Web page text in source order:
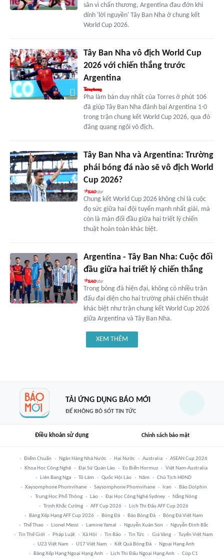
sân vì chấn thương, Argentina đau đớn khi
dính 'lời nguyền' Tây Ban Nha ở chung kết
World Cup 2026.
Tây Ban Nha vô địch World Cup
2026 với chiến thắng trước
Argentina
Pha làm bàn duy nhất của Torres ở phút 106
đã giúp Tây Ban Nha đánh bại Argentina 1-0
trong trận chung kết World Cup 2026, qua đó
đăng quang ngôi vô địch.
Tây Ban Nha và Argentina: Trường
phái bóng đá nào sẽ vô địch World
Cup 2026?
Chung kết World Cup 2026 không chỉ là cuộc
đọ sức giữa hai đội tuyển mạnh nhất giải, mà
còn là màn đối đầu giữa hai triết lý chiến
thuật hoàn toàn khác biệt.
Argentina - Tây Ban Nha: Cuộc đối
đầu giữa hai triết lý chiến thắng
Trong bóng đá hiện đại, không có nhiều trận
đấu đại diện cho hai trường phái chiến thuật
khác biệt như trận chung kết World Cup 2026
giữa Argentina và Tây Ban Nha.
XEM THÊM
TẢI ỨNG DỤNG BÁO MỚI
ĐỂ KHÔNG BỎ SÓT TIN TỨC
Điều khoản sử dụng Chính sách bảo mật
Điểm Chuẩn Ngân Hàng Nhà Nước Hai Nước Australia
ASEAN Cup 2026
Khoa Học Công Nghệ
Đại Sứ Quán Lào Eo Biển Hormuz
Việt Nam-Australia
Liên Bang Nga
Tô Lâm Quốc Hội Lào Năm
Chủ Tịch HĐND
Xaysomphone Phomvihane
Saysomphone Phomvihane Iran
Bão Dolphin
Trung Học Phổ Thông
Lào Đại Học Công Nghệ Sydney
Nắng Nóng
Trịnh Khắc Cường
AFF Cup 2026
Lịch Thi Đấu AFF Cup 2026
Bảng Xếp Hạng AFF Cup 2026
Bóng Đá Báo Bóng Đá
Bóng Đá Việt Nam
Thể Thao
Lionel Messi Lamine Yamal Nguyễn Xuân Son
Nguyễn Đình Bắc
Tin Thế Giới
Pháp Luật Xã Hội Tin Bão Tin Tức Giá Vàng
Tuyển Việt Nam
U23 Việt Nam
U17 Việt Nam Kết Quả Bóng Đá
Ngoại Hạng Anh
Bảng Xếp Hạng Ngoại Hạng Anh
Lịch Thi Đấu Ngoại Hạng Anh Cúp C1